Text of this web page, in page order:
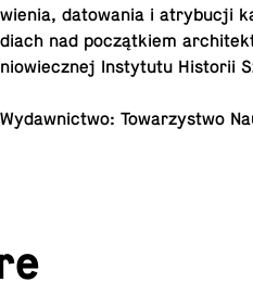
wienia, da­towa­nia i atry­bucji
di­ach nad początkiem
niowiecznej In­sty­tutu His­torii
Wydawnictwo: To­warzystwo